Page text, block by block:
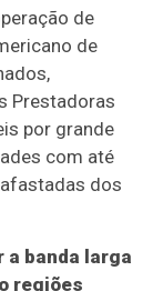
de
de
Prestadoras
por grande
com até
dos
a banda larga
regiões